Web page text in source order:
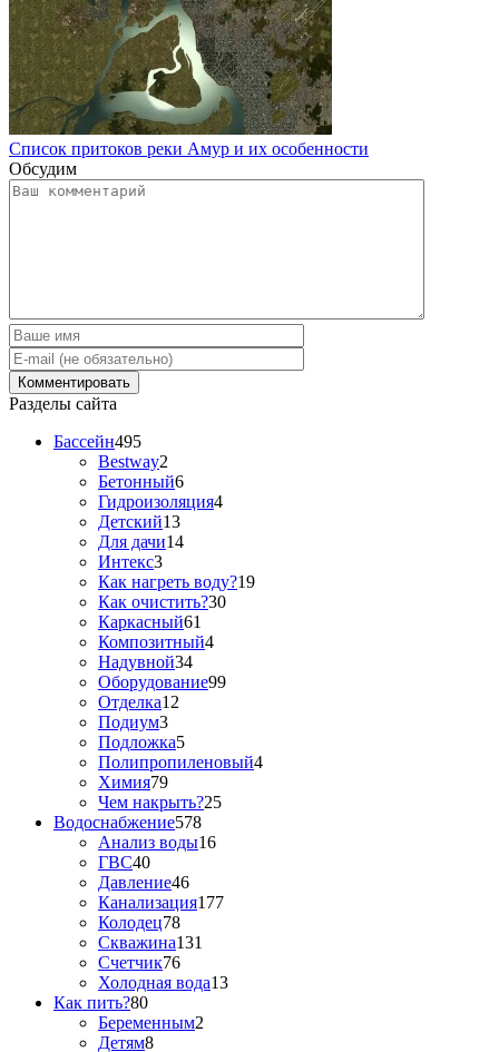
Список притоков реки Амур и их особенности
Обсудим
Разделы сайта
Бассейн495
Bestway2
Бетонный6
Гидроизоляция4
Детский13
Для дачи14
Интекс3
Как нагреть воду?19
Как очистить?30
Каркасный61
Композитный4
Надувной34
Оборудование99
Отделка12
Подиум3
Подложка5
Полипропиленовый4
Химия79
Чем накрыть?25
Водоснабжение578
Анализ воды16
ГВС40
Давление46
Канализация177
Колодец78
Скважина131
Счетчик76
Холодная вода13
Как пить?80
Беременным2
Детям8